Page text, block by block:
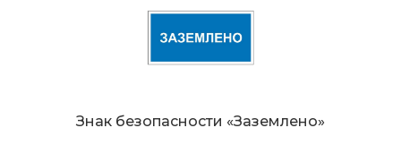
Знак безопасности «Заземлено»